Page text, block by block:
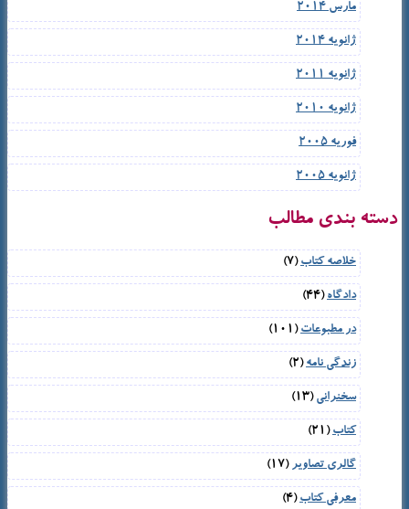
مارس 2014
ژانویه 2014
ژانویه 2011
ژانویه 2010
فوریه 2005
ژانویه 2005
دسته بندی مطالب
خلاصه کتاب(7)
دادگاه(44)
در مطبوعات(101)
زندگی نامه(2)
سخنرانی (13)
کتاب(21)
گالری تصاویر (17)
معرفی کتاب(4)